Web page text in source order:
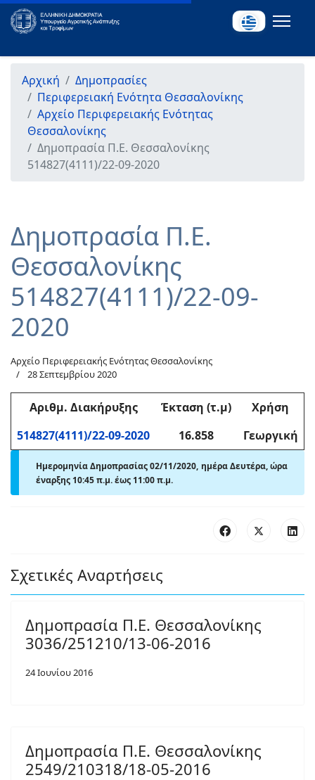
Αρχική
Δημοπρασίες
Περιφερειακή Ενότητα Θεσσαλονίκης
Αρχείο Περιφερειακής Ενότητας
Θεσσαλονίκης
Δημοπρασία Π.Ε. Θεσσαλονίκης
514827(4111)/22-09-2020
Δημοπρασία Π.Ε.
Θεσσαλονίκης
514827(4111)/22-09-
2020
Αρχείο Περιφερειακής Ενότητας Θεσσαλονίκης
28 Σεπτεμβρίου 2020
Αριθμ. Διακήρυξης Έκταση (τ.μ)
Χρήση
514827(4111)/22-09-2020
16.858 Γεωργική
Ημερομηνία Δημοπρασίας 02/11/2020, ημέρα Δευτέρα,ώρα
έναρξης 10:45 π.μ. έως 11:00 π.μ.
Σχετικές Αναρτήσεις
Δημοπρασία Π.Ε. Θεσσαλονίκης
3036/251210/13-06-2016
24 Ιουνίου 2016
Δημοπρασία Π.Ε. Θεσσαλονίκης
2549/210318/18-05-2016